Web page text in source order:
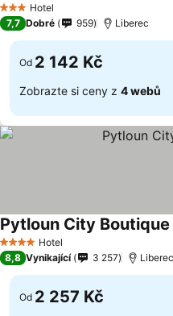
3 Počet hvězdiček
Hotel
7,7 Dobré 959 Liberec
Od 2 142 Kč
Zobrazte si ceny z 4 webů
4 Počet hvězdiček
Hotel
Pytloun City
8,8 Vynikající 3 257 Liberec
Od 2 257 Kč